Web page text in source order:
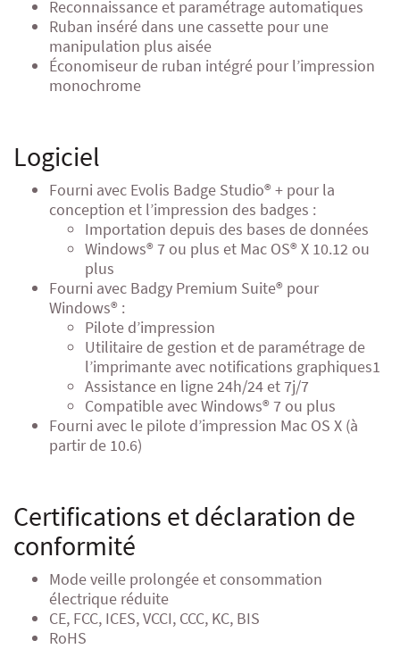
Reconnaissance et paramétrage automatiques
Ruban inséré dans une cassette pour une
manipulation plus aisée
Économiseur de ruban intégré pour l’impression
monochrome
Logiciel
Fourni avec Evolis Badge Studio® + pour la
conception et l’impression des badges :
Importation depuis des bases de données
Windows® 7 ou plus et Mac OS® X 10.12 ou
plus
Fourni avec Badgy Premium Suite® pour
Windows® :
Pilote d’impression
Utilitaire de gestion et de paramétrage de
l’imprimante avec notifications graphiques1
Assistance en ligne 24h/24 et 7j/7
Compatible avec Windows® 7 ou plus
Fourni avec le pilote d’impression Mac OS X (à
partir de 10.6)
Certifications et déclaration de
conformité
Mode veille prolongée et consommation
électrique réduite
CE, FCC, ICES, VCCI, CCC, KC, BIS
RoHS